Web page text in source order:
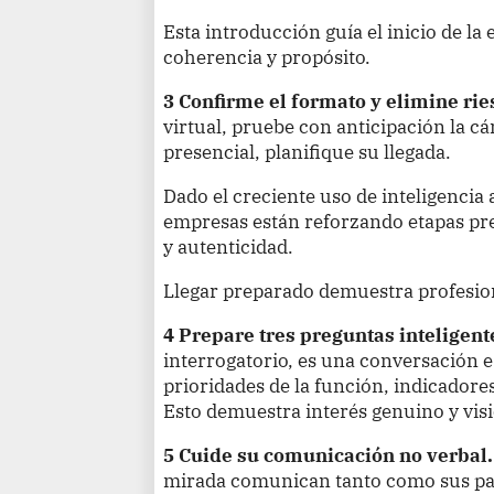
Esta introducción guía el inicio de la
coherencia y propósito.
3 Confirme el formato y elimine
virtual, pruebe con anticipación la
presencial, planifique su llegada.
Dado el creciente uso de
empresas están reforzando etapas
y autenticidad.
Llegar preparado demuestra
4 Prepare tres preguntas
interrogatorio, es una conversación
prioridades de la función,
Esto demuestra interés genuino y
5 Cuide su comunicación no verbal.
mirada comunican tanto como sus